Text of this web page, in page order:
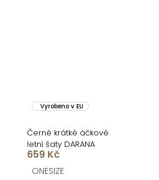
Vyrobeno v EU
Černé krátké áčkové
letní šaty DARANA
659 Kč
ONESIZE